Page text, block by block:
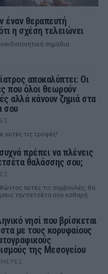
έναν θεραπευτή
η σχέση τελειώνει
σημάδια
αποκαλύπτει: Οι
που όλοι θεωρούν
αλλά κάνουν ζημιά στα
σου
αυτές τις τροφές!
πρέπει να πλένεις
θαλάσσης σου;
αυτές τις συμβουλές, θα
την πετσέτα σου καθαρή
νησί που βρίσκεται
με τους κορυφαίους
της Μεσογείου
ΜΈΡΕΣ